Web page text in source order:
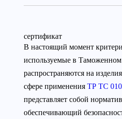
сертификат
В настоящий момент
используемые в Таможенном
распространяются на
сфере применения ТР ТС
представляет собой
обеспечивающий